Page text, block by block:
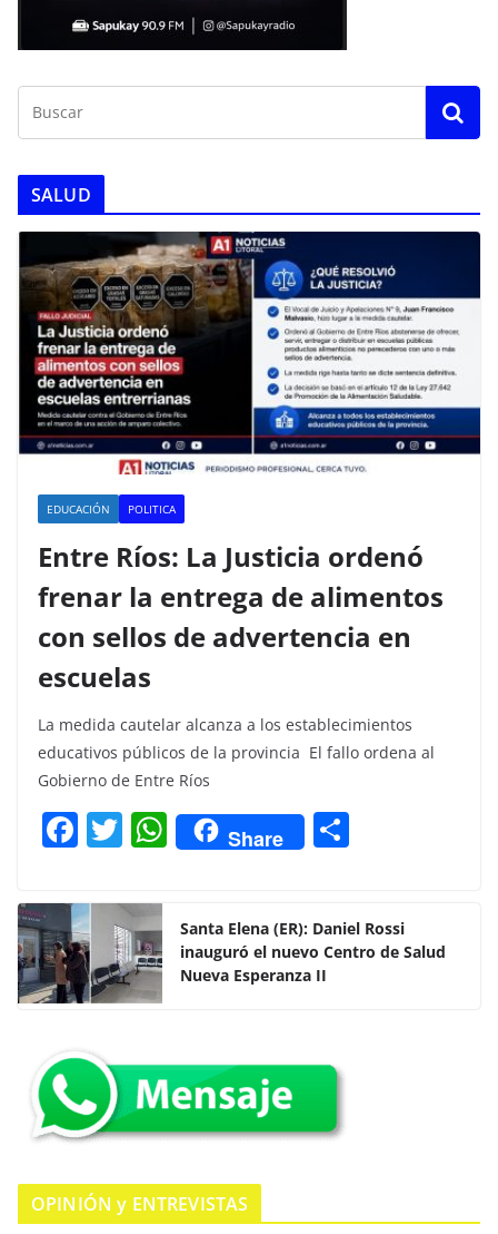
SALUD
EDUCACIÓN POLITICA
Entre Ríos: La Justicia ordenó
frenar la entrega de alimentos
con sellos de advertencia en
escuelas
La medida cautelar alcanza a los establecimientos
educativos públicos de la provincia El fallo ordena al
Gobierno de Entre Ríos
F
c
e
b
o
o
k
T
itt
er
W
h
s
A
Share
p
ar
Santa Elena (ER): Daniel Rossi
inauguró el nuevo Centro de Salud
Nueva Esperanza II
OPINIÓN y ENTREVISTAS